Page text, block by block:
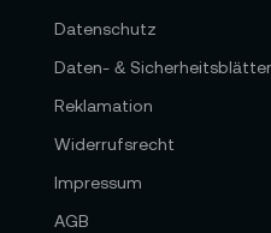
Datenschutz
Daten- & Sicherheitsblätter
Reklamation
Widerrufsrecht
Impressum
AGB